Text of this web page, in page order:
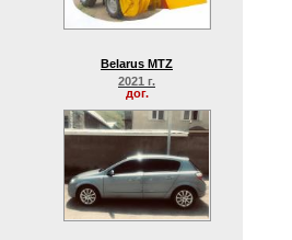
Belarus MTZ
2021 г.
дог.